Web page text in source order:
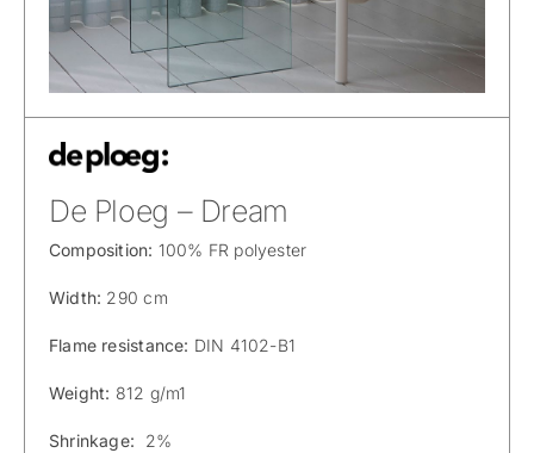
De Ploeg – Dream
Composition: 100% FR polyester
Width: 290 cm
Flame resistance: DIN 4102-B1
Weight: 812 g/m1
Shrinkage: 2%